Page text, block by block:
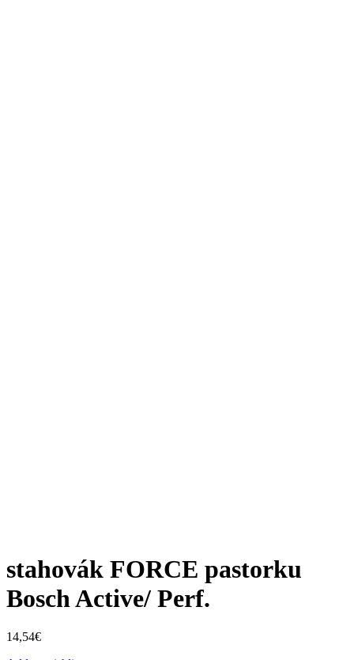
stahovák FORCE pastorku
Bosch Active/ Perf.
14,54€